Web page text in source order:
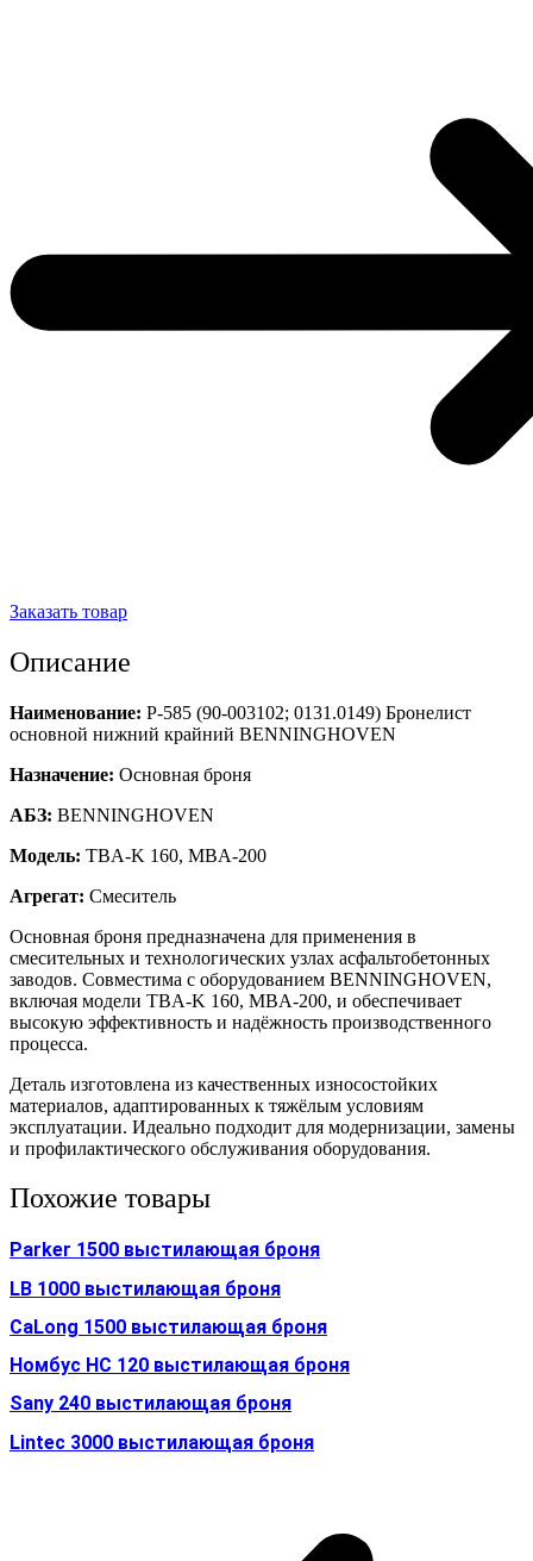
Заказать товар
Описание
Наименование: Р-585 (90-003102; 0131.0149) Бронелист
основной нижний крайний BENNINGHOVEN
Назначение: Основная броня
АБЗ: BENNINGHOVEN
Модель: TBA-K 160, MBA-200
Агрегат: Смеситель
Основная броня предназначена для применения в
смесительных и технологических узлах асфальтобетонных
заводов. Совместима с оборудованием BENNINGHOVEN,
включая модели TBA-K 160, MBA-200, и обеспечивает
высокую эффективность и надёжность производственного
процесса.
Деталь изготовлена из качественных износостойких
материалов, адаптированных к тяжёлым условиям
эксплуатации. Идеально подходит для модернизации, замены
и профилактического обслуживания оборудования.
Похожие товары
Parker 1500 выстилающая броня
LB 1000 выстилающая броня
CaLong 1500 выстилающая броня
Номбус HC 120 выстилающая броня
Sany 240 выстилающая броня
Lintec 3000 выстилающая броня